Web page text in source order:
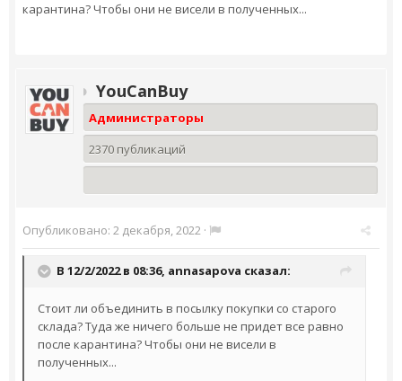
карантина? Чтобы они не висели в полученных...
YouCanBuy
Администраторы
2370 публикаций
Опубликовано: 2 декабря, 2022 ·
В 12/2/2022 в 08:36, annasapova сказал:
Стоит ли объединить в посылку покупки со старого
склада? Туда же ничего больше не придет все равно
после карантина? Чтобы они не висели в
полученных...